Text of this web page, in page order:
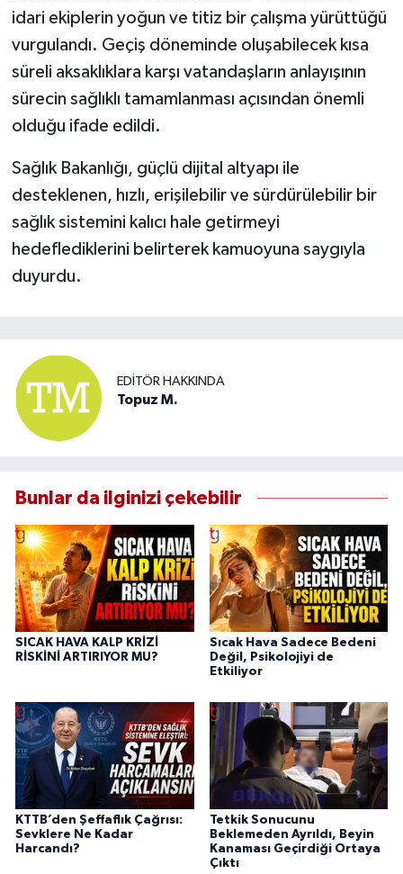
idari ekiplerin yoğun ve titiz bir çalışma yürüttüğü
vurgulandı. Geçiş döneminde oluşabilecek kısa
süreli aksaklıklara karşı vatandaşların anlayışının
sürecin sağlıklı tamamlanması açısından önemli
olduğu ifade edildi.
Sağlık Bakanlığı, güçlü dijital altyapı ile
desteklenen, hızlı, erişilebilir ve sürdürülebilir bir
sağlık sistemini kalıcı hale getirmeyi
hedeflediklerini belirterek kamuoyuna saygıyla
duyurdu.
EDITÖR HAKKINDA
Topuz M.
Bunlar da ilginizi çekebilir
SICAK HAVA KALP KRİZİ
RİSKİNİ ARTIRIYOR MU?
Sıcak Hava Sadece Bedeni
Değil, Psikolojiyi de
Etkiliyor
KTTB’den Şeffaflık Çağrısı:
Sevklere Ne Kadar
Harcandı?
Tetkik Sonucunu
Beklemeden Ayrıldı, Beyin
Kanaması Geçirdiği Ortaya
Çıktı